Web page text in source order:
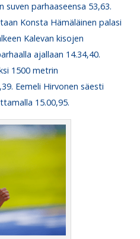
suven parhaaseensa 53,63.
Konsta Hämäläinen palasi
Kalevan kisojen
ajallaan 14.34,40.
1500 metrin
Eemeli Hirvonen säesti
15.00,95.